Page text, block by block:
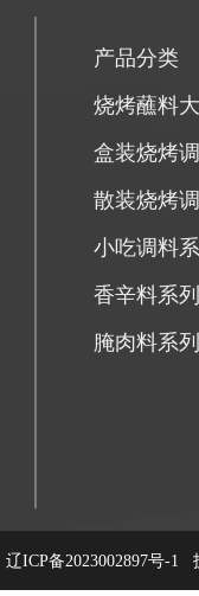
产品分类
烧烤蘸料
盒装烧烤
散装烧烤
小吃调料
香辛料系列
腌肉料系列
辽ICP备2023002897号-1